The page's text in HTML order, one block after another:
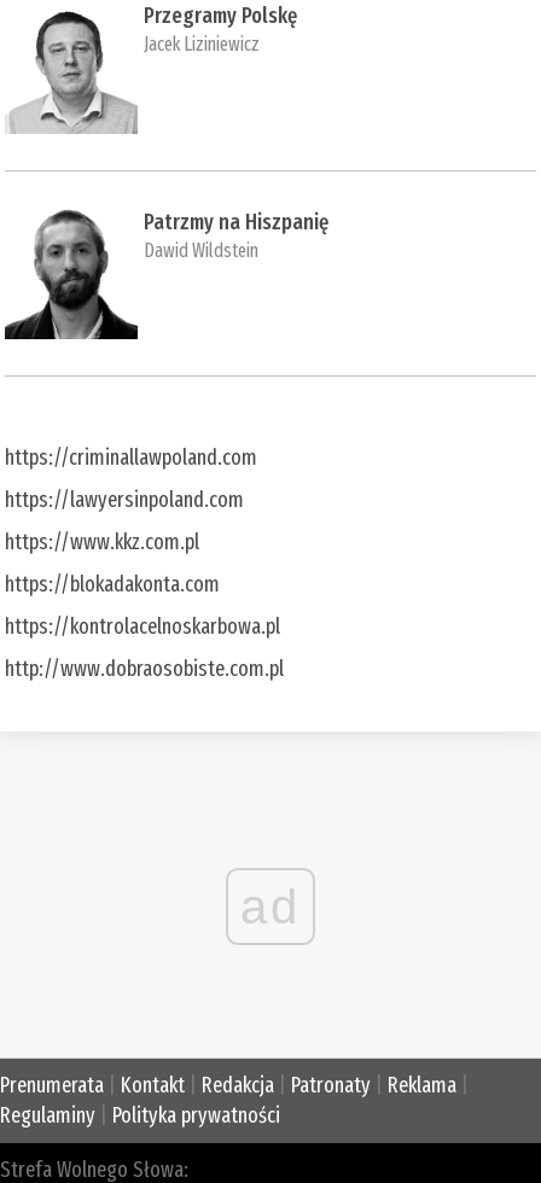
Przegramy Polskę
Jacek Liziniewicz
Patrzmy na Hiszpanię
Dawid Wildstein
https://criminallawpoland.com
https://lawyersinpoland.com
https://www.kkz.com.pl
https://blokadakonta.com
https://kontrolacelnoskarbowa.pl
http://www.dobraosobiste.com.pl
ad
Prenumerata Kontakt Redakcja Patronaty Reklama
Regulaminy
Polityka prywatności
Strefa Wolnego Słowa: